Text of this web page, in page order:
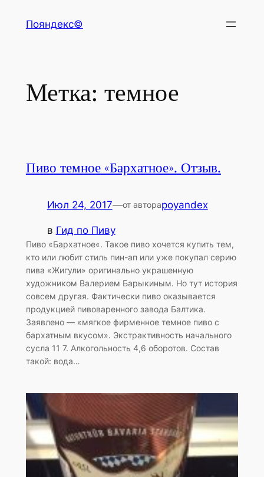
Пояндекс©
Метка: темное
Пиво темное «Бархатное». Отзыв.
Июл 24, 2017—от автораpoyandex
в Гид по Пиву
Пиво «Бархатное«. Такое пиво хочется купить тем,
кто или любит стиль пин-ап или уже покупал серию
пива «Жигули» оригинально украшенную
художником Валерием Барыкиным. Но тут история
совсем другая. Фактически пиво оказывается
продукцией пивоваренного завода Балтика.
Заявлено — «мягкое фирменное темное пиво с
бархатным вкусом». Экстрактивность начального
сусла 11 7. Алкогольность 4,6 оборотов. Состав
такой: вода…